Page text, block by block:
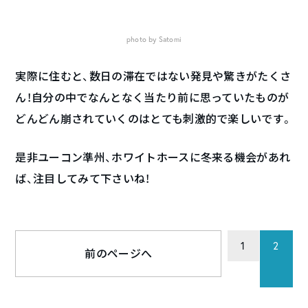
photo by Satomi
実際に住むと、数日の滞在ではない発見や驚きがたくさ
ん！自分の中でなんとなく当たり前に思っていたものが
どんどん崩されていくのはとても刺激的で楽しいです。
是非ユーコン準州、ホワイトホースに冬来る機会があれ
ば、注目してみて下さいね！
前のページへ
1 2